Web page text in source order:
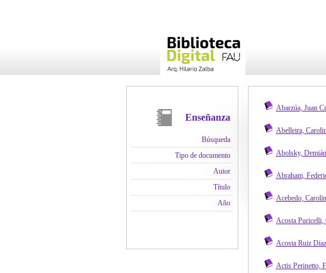
Enseñanza
Búsqueda
Tipo de documento
Autor
Título
Año
Abarzúa, Juan
Abelleira,
Abolsky, Demián
Abraham,
Acebedo,
Acosta Puricelli,
Acosta Ruiz
Actis Perinetto,